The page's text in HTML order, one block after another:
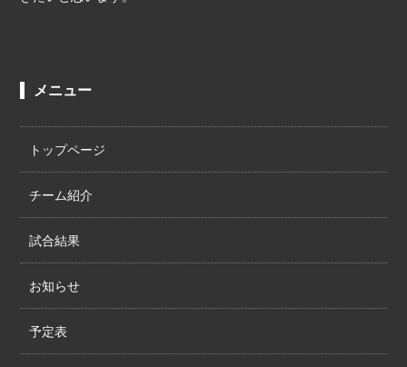
メニュー
トップページ
チーム紹介
試合結果
お知らせ
予定表